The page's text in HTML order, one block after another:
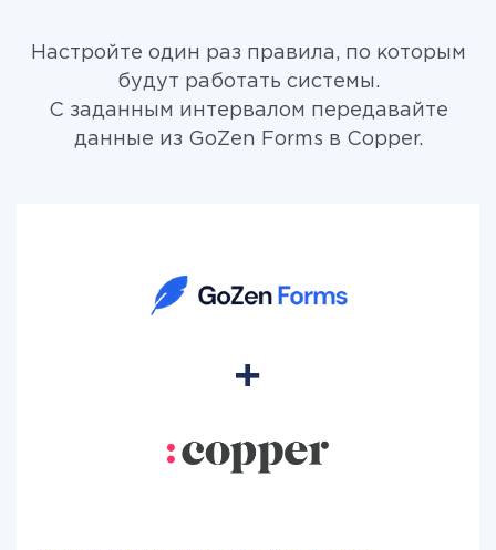
Настройте один раз правила, по которым
будут работать системы.
С заданным интервалом передавайте
данные из GoZen Forms в Copper.